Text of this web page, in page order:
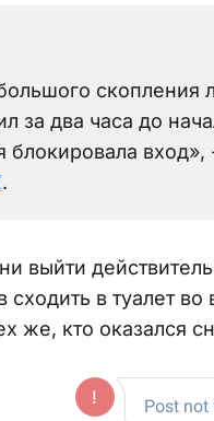
скопления
за два часа до
блокировала
.
выйти
сходить в туалет
же, кто оказался